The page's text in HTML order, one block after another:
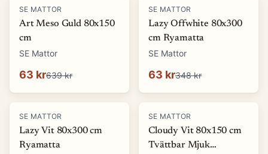
-90%
SE MATTOR
Art Meso Guld 80x150
cm
SE Mattor
63 kr639 kr
-82%
SE MATTOR
Lazy Offwhite 80x300
cm Ryamatta
SE Mattor
63 kr348 kr
-82%
SE MATTOR
Lazy Vit 80x300 cm
Ryamatta
-68%
SE MATTOR
Cloudy Vit 80x150 cm
Tvättbar Mjuk